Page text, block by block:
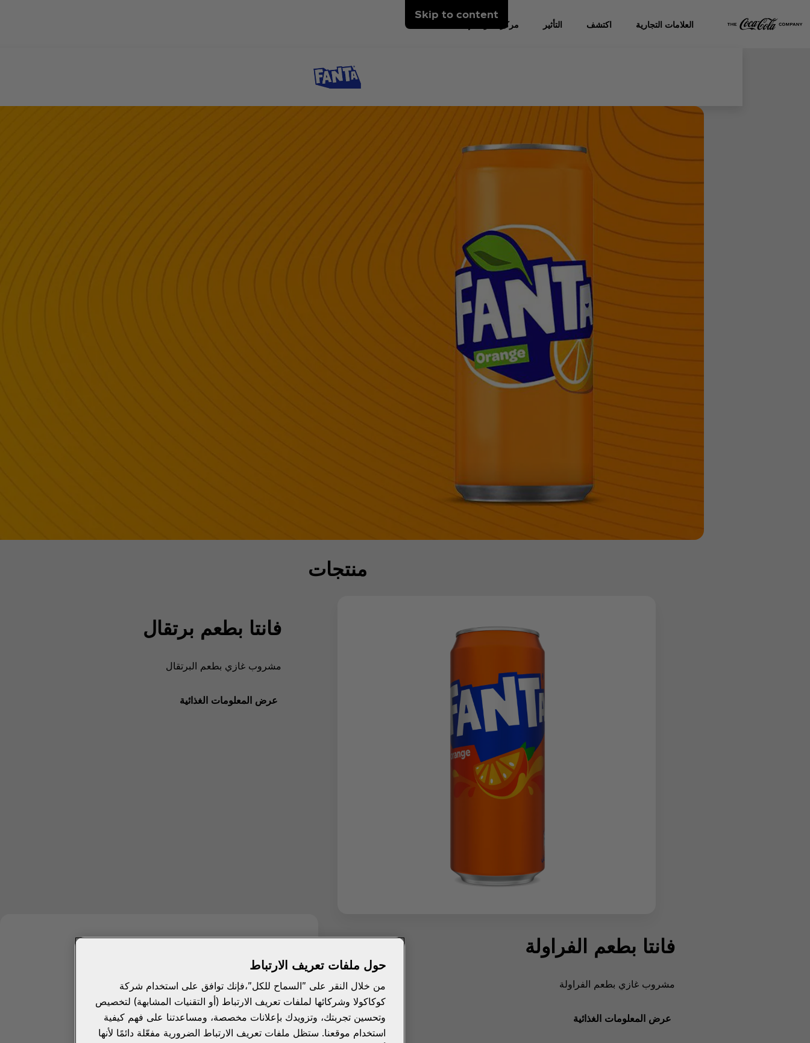
Skip to content
العلامات التجارية اكتشف التأثير مركز المواد الإعلامية
منتجات
فانتا بطعم برتقال
مشروب غازي بطعم البرتقال
عرض المعلومات الغذائية
فانتا بطعم الفراولة
مشروب غازي بطعم الفراولة
عرض المعلومات الغذائية
حول ملفات تعريف الارتباط
من خلال النقر على "السماح للكل"،فإنك توافق على استخدام شركة
كوكاكولا وشركائها لملفات تعريف الارتباط (أو التقنيات المشابهة) لتخصيص
وتحسين تجربتك، وتزويدك بإعلانات مخصصة، ومساعدتنا على فهم كيفية
استخدام موقعنا. ستظل ملفات تعريف الارتباط الضرورية مفعّلة دائمًا لأنها